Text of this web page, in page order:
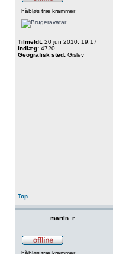
håbløs træ krammer
Tilmeldt: 20 jun 2010, 19:17
Indlæg: 4720
Geografisk sted: Gislev
Top
martin_r